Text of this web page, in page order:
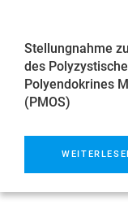
Stellungnahme
des
Polyendokrines
(PMOS)